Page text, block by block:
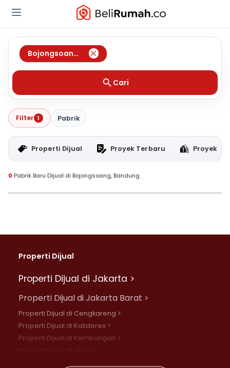
Bojongsoang Bandung
Cari
Filter 1 Pabrik
Properti Dijual Proyek Terbaru Proyek
0 Pabrik Baru Dijual di Bojongsoang, Bandung
Properti Dijual
Properti Dijual di Jakarta >
Properti Dijual di Jakarta Barat >
Properti Dijual di Cengkareng >
Properti Dijual di Kalideres >
Properti Dijual di Kembangan >